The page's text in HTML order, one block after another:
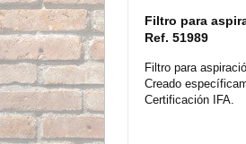
Filtro para
Ref. 51989
Filtro para
Creado
Certificación IFA.